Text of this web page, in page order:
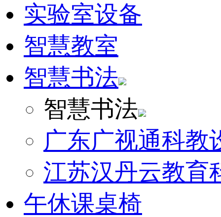
实验室设备
智慧教室
智慧书法
智慧书法
广东广视通科教
江苏汉丹云教育
午休课桌椅